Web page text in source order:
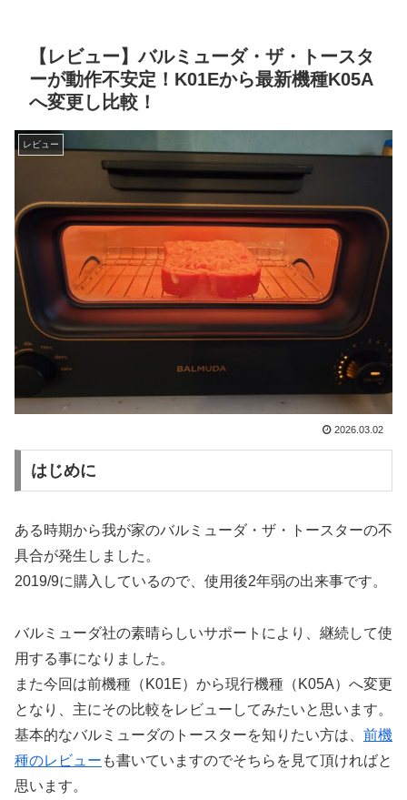
【レビュー】バルミューダ・ザ・トースタ
ーが動作不安定！K01Eから最新機種K05A
へ変更し比較！
レビュー
2026.03.02
はじめに
ある時期から我が家のバルミューダ・ザ・トースターの不
具合が発生しました。
2019/9に購入しているので、使用後2年弱の出来事です。
バルミューダ社の素晴らしいサポートにより、継続して使
用する事になりました。
また今回は前機種（K01E）から現行機種（K05A）へ変更
となり、主にその比較をレビューしてみたいと思います。
基本的なバルミューダのトースターを知りたい方は、 前機
種のレビュー も書いていますのでそちらを見て頂ければと
思います。